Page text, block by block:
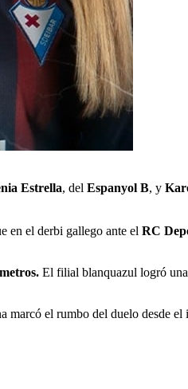
Estrella, del Espanyol B, y
en el derbi gallego ante el RC
El filial blanquazul logró
marcó el rumbo del duelo desde